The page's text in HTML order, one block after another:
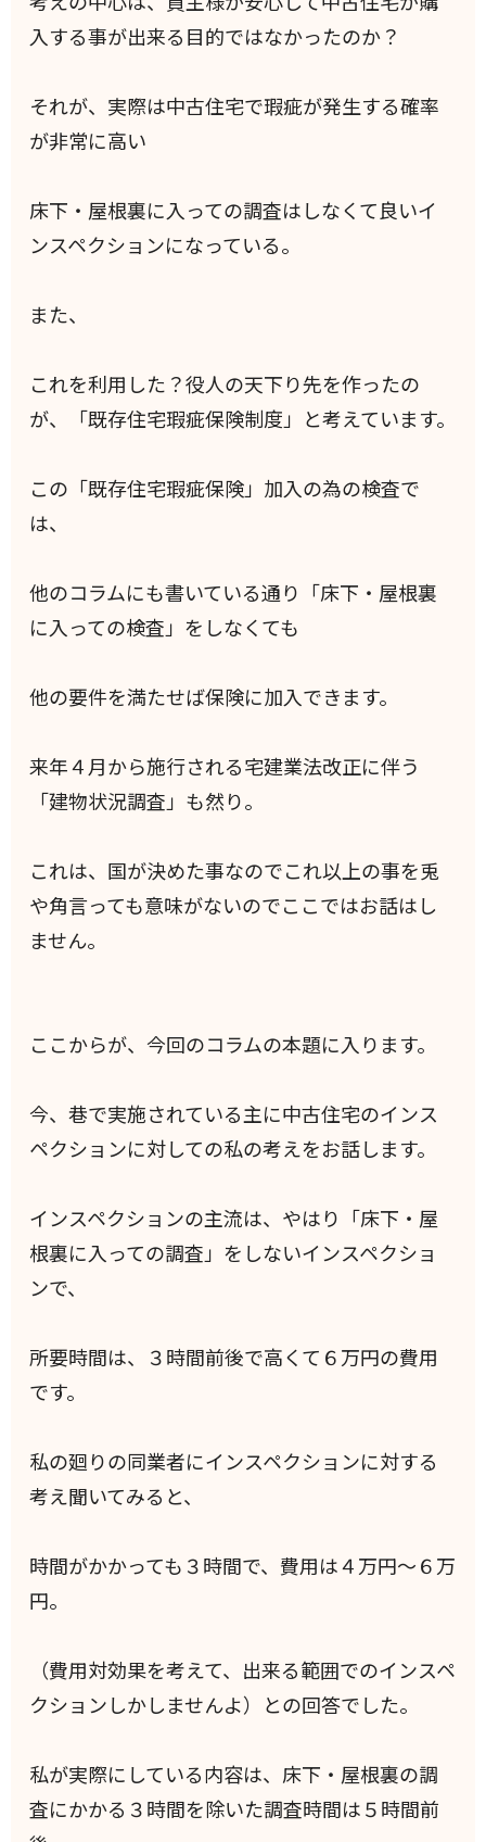
入する事が出来る目的ではなかったのか？
それが、実際は中古住宅で瑕疵が発生する確率
が非常に高い
床下・屋根裏に入っての調査はしなくて良いイ
ンスペクションになっている。
また、
これを利用した？役人の天下り先を作ったの
が、「既存住宅瑕疵保険制度」と考えています。
この「既存住宅瑕疵保険」加入の為の検査で
は、
他のコラムにも書いている通り「床下・屋根裏
に入っての検査」をしなくても
他の要件を満たせば保険に加入できます。
来年４月から施行される宅建業法改正に伴う
「建物状況調査」も然り。
これは、国が決めた事なのでこれ以上の事を兎
や角言っても意味がないのでここではお話はし
ません。
ここからが、今回のコラムの本題に入ります。
今、巷で実施されている主に中古住宅のインス
ペクションに対しての私の考えをお話します。
インスペクションの主流は、やはり「床下・屋
根裏に入っての調査」をしないインスペクショ
ンで、
所要時間は、３時間前後で高くて６万円の費用
です。
私の廻りの同業者にインスペクションに対する
考え聞いてみると、
時間がかかっても３時間で、費用は４万円～６万
円。
（費用対効果を考えて、出来る範囲でのインスペ
クションしかしませんよ）との回答でした。
私が実際にしている内容は、床下・屋根裏の調
査にかかる３時間を除いた調査時間は５時間前